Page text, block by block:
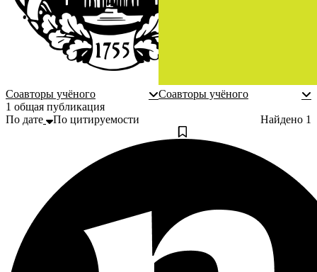
Соавторы учёного
Соавторы учёного
1 общая публикация
Найдено 1
По дате По цитируемости